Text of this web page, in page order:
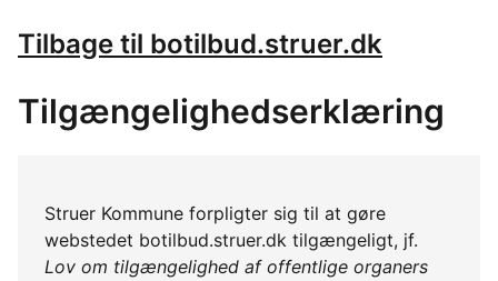
Tilbage til botilbud.struer.dk
Tilgængelighedserklæring
Struer Kommune forpligter sig til at gøre
webstedet botilbud.struer.dk tilgængeligt, jf.
Lov om tilgængelighed af offentlige organers